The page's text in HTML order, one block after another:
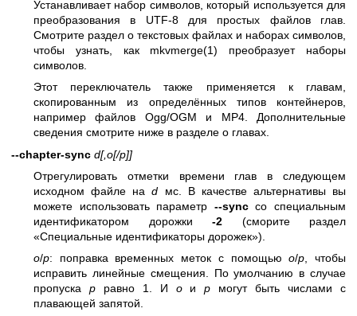
Устанавливает набор символов, который используется для
преобразования в UTF-8 для простых файлов глав.
Смотрите раздел о текстовых файлах и наборах символов,
чтобы узнать, как mkvmerge(1) преобразует наборы
символов.
Этот переключатель также применяется к главам,
скопированным из определённых типов контейнеров,
например файлов Ogg/OGM и MP4. Дополнительные
сведения смотрите ниже в разделе о главах.
--chapter-sync d[,o[/p]]
Отрегулировать отметки времени глав в следующем
исходном файле наd мс. В качестве альтернативы вы
можете использовать параметр --syncсо специальным
идентификатором дорожки -2 (сморите раздел
«Специальные идентификаторы дорожек»).
o/p: поправка временных меток с помощьюo/p, чтобы
исправить линейные смещения. По умолчанию в случае
пропуска pравно 1. И oиp могут быть числами с
плавающей запятой.